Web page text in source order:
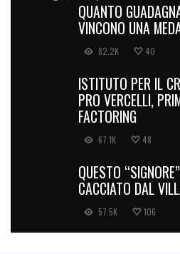
QUANTO
VINCONO UNA
82.2K 40
ISTITUTO PER IL
PRO VERCELLI,
FACTORING
67.1K 48
QUESTO
CACCIATO DAL
57.5K 106